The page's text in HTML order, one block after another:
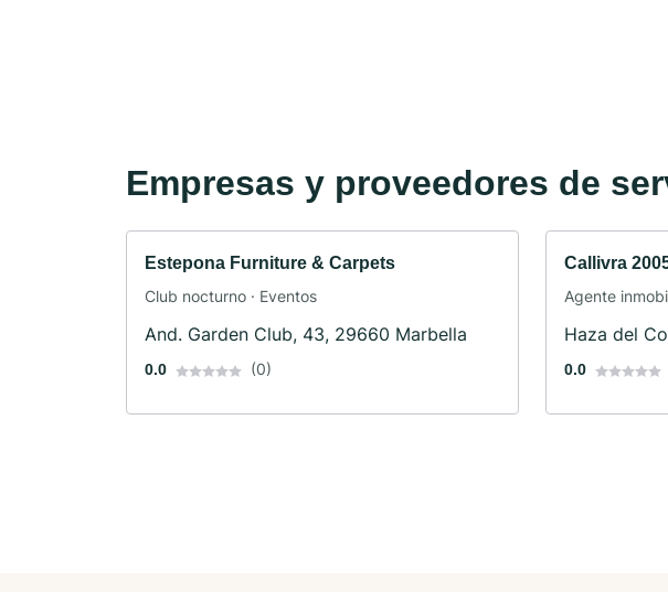
Empresas y proveedores de
Estepona Furniture & Carpets
Club nocturno · Eventos
And. Garden Club, 43, 29660 Marbella
0.0 (0)
Callivra
Agente
Haza del
0.0